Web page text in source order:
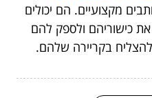
מקצועיים. הם יכולים
כישוריהם ולספק להם
בקריירה שלהם.